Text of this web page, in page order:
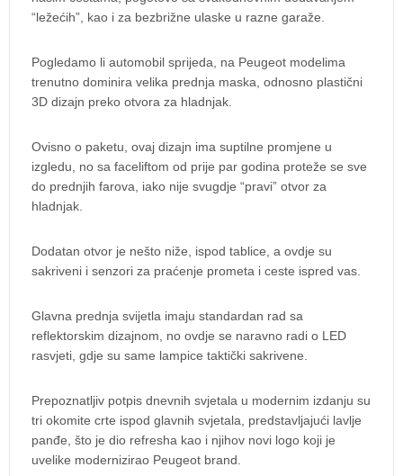
“ležećih”, kao i za bezbrižne ulaske u razne garaže.
Pogledamo li automobil sprijeda, na Peugeot modelima
trenutno dominira velika prednja maska, odnosno plastični
3D dizajn preko otvora za hladnjak.
Ovisno o paketu, ovaj dizajn ima suptilne promjene u
izgledu, no sa faceliftom od prije par godina proteže se sve
do prednjih farova, iako nije svugdje “pravi” otvor za
hladnjak.
Dodatan otvor je nešto niže, ispod tablice, a ovdje su
sakriveni i senzori za praćenje prometa i ceste ispred vas.
Glavna prednja svijetla imaju standardan rad sa
reflektorskim dizajnom, no ovdje se naravno radi o LED
rasvjeti, gdje su same lampice taktički sakrivene.
Prepoznatljiv potpis dnevnih svjetala u modernim izdanju su
tri okomite crte ispod glavnih svjetala, predstavljajući lavlje
panđe, što je dio refresha kao i njihov novi logo koji je
uvelike modernizirao Peugeot brand.